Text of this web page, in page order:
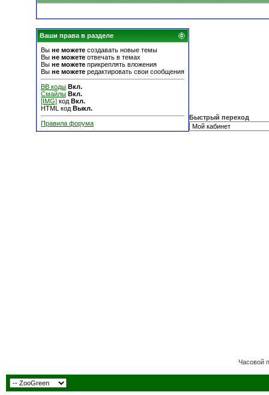
Ваши права в разделе
Вы не можете создавать новые темы
Вы не можете отвечать в темах
Вы не можете прикреплять вложения
Вы не можете редактировать свои сообщения
BB коды Вкл.
Смайлы Вкл.
[IMG] код Вкл.
HTML код Выкл.
Правила форума
Быстрый переход
Часовой